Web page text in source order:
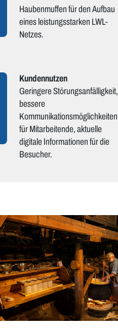
Haubenmuffen für den Aufbau
eines leistungsstarken LWL-
Netzes.
Kundennutzen
Geringere Störungsanfälligkeit,
bessere
Kommunikationsmöglichkeiten
für Mitarbeitende, aktuelle
digitale Informationen für die
Besucher.